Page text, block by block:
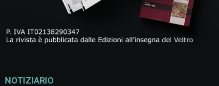
NOTIZIARIO